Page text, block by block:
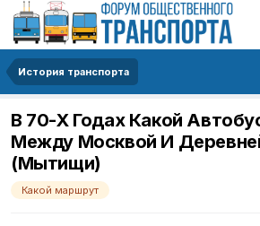
История транспорта
В 70-Х Годах Какой
Между Москвой И
(Мытищи)
Какой маршрут